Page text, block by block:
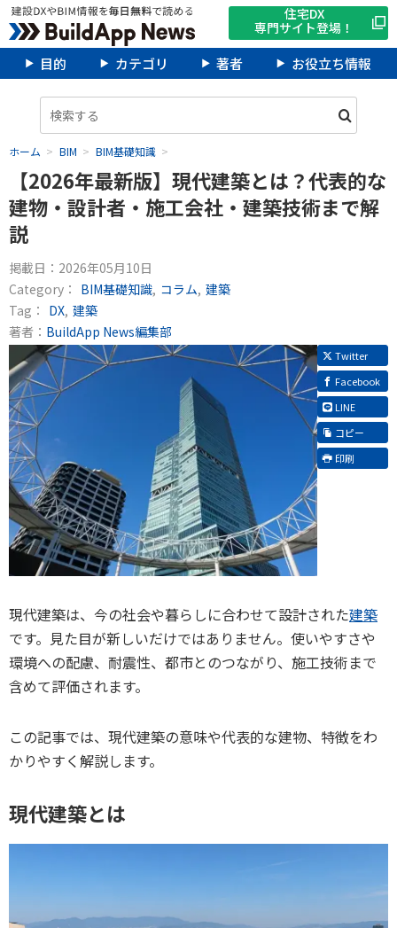
住宅DX
専門サイト登場！
目的 カテゴリ 著者 お役立ち情報
ホーム BIM BIM基礎知識
【2026年最新版】現代建築とは？代表的な
建物・設計者・施工会社・建築技術まで解
説
掲載日： 2026年05月10日
Category： BIM基礎知識 コラム 建築
Tag： DX 建築
著者： BuildApp News編集部
Twitter
Facebook
LINE
コピー
印刷
現代建築は、今の社会や暮らしに合わせて設計された建築
です。見た目が新しいだけではありません。使いやすさや
環境への配慮、耐震性、都市とのつながり、施工技術まで
含めて評価されます。
この記事では、現代建築の意味や代表的な建物、特徴をわ
かりやすく解説します。
現代建築とは